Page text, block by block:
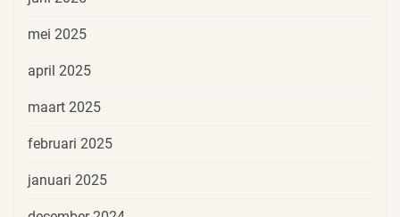
mei 2025
april 2025
maart 2025
februari 2025
januari 2025